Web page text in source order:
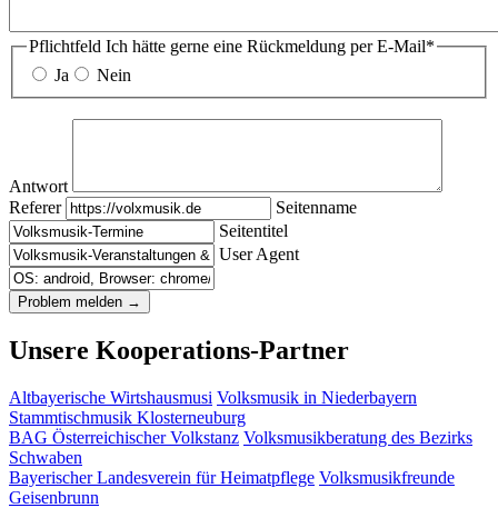
Pflichtfeld Ich hätte gerne eine Rückmeldung per E-Mail*
Ja
Nein
Antwort
Referer
Seitenname
Seitentitel
User Agent
Unsere Kooperations-Partner
Altbayerische Wirtshausmusi Volksmusik in Niederbayern
Stammtischmusik Klosterneuburg
BAG Österreichischer Volkstanz Volksmusikberatung des Bezirks
Schwaben
Bayerischer Landesverein für Heimatpflege Volksmusikfreunde
Geisenbrunn